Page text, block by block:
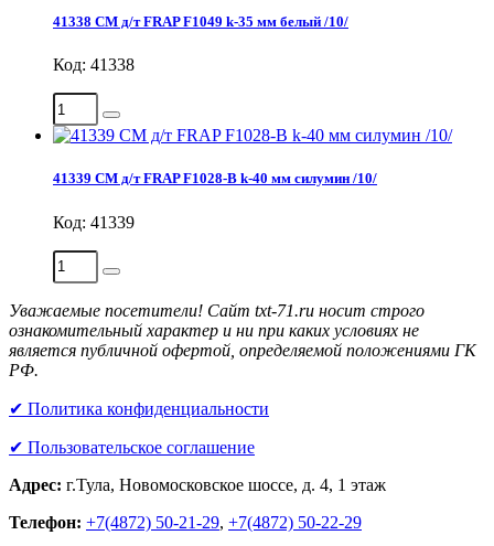
41338 СМ д/т FRAP F1049 k-35 мм белый /10/
Код: 41338
41339 СМ д/т FRAP F1028-В k-40 мм силумин /10/
Код: 41339
Уважаемые посетители! Сайт txt-71.ru носит строго
ознакомительный характер и ни при каких условиях не
является публичной офертой, определяемой положениями ГК
РФ.
✔ Политика конфиденциальности
✔ Пользовательское соглашение
Адрес: г.Тула, Новомосковское шоссе, д. 4, 1 этаж
Телефон: +7(4872) 50-21-29, +7(4872) 50-22-29